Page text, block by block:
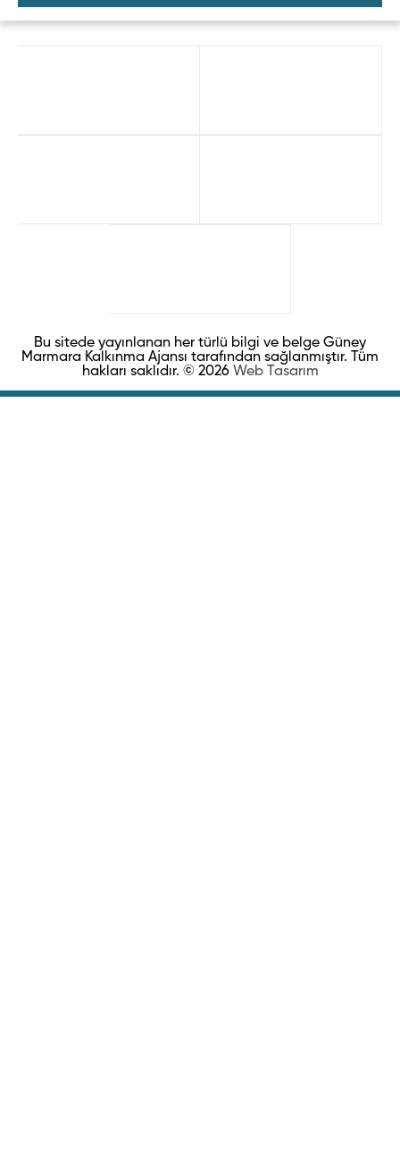
Bu sitede yayınlanan her türlü bilgi ve belge Güney
Marmara Kalkınma Ajansı tarafından sağlanmıştır. Tüm
hakları saklıdır. © 2026 Web Tasarım